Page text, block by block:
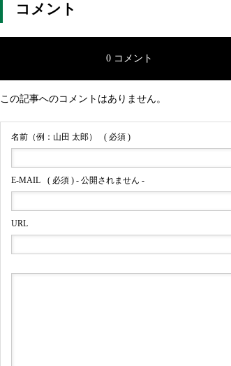
コメント
0 コメント
この記事へのコメントはありません。
名前（例：山田 太郎） ( 必須 )
E-MAIL ( 必須 ) - 公開されません -
URL